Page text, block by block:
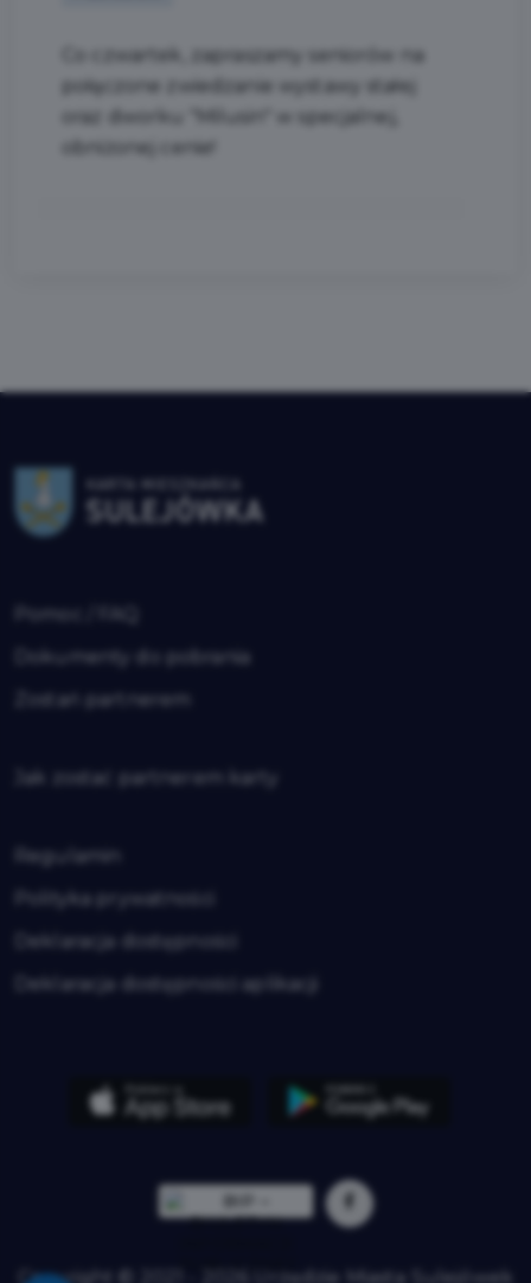
Co czwartek, zapraszamy seniorów na
połączone zwiedzanie wystawy stałej
oraz dworku "Milusin" w specjalnej,
obniżonej cenie!
Dokumenty do pobrania
Zostań partnerem
Jak zostać partnerem karty
Regulamin
Polityka prywatności
Deklaracja dostępności
Deklaracja dostępności aplikacji
Copyright © 2021 - 2026 Urzędzie Miasta Sulejówek